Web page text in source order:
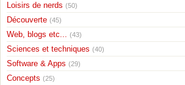
Loisirs de nerds (50)
Découverte (45)
Web, blogs etc... (43)
Sciences et techniques (40)
Software & Apps (29)
Concepts (25)